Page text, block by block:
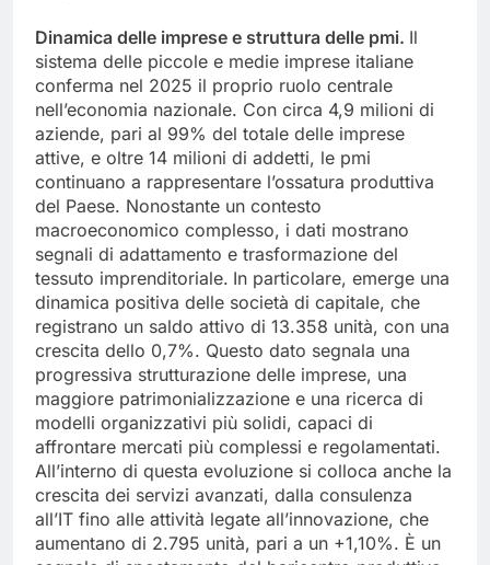
Dinamica delle imprese e struttura delle pmi. Il
sistema delle piccole e medie imprese italiane
conferma nel 2025 il proprio ruolo centrale
nell’economia nazionale. Con circa 4,9 milioni di
aziende, pari al 99% del totale delle imprese
attive, e oltre 14 milioni di addetti, le pmi
continuano a rappresentare l’ossatura produttiva
del Paese. Nonostante un contesto
macroeconomico complesso, i dati mostrano
segnali di adattamento e trasformazione del
tessuto imprenditoriale. In particolare, emerge una
dinamica positiva delle società di capitale, che
registrano un saldo attivo di 13.358 unità, con una
crescita dello 0,7%. Questo dato segnala una
progressiva strutturazione delle imprese, una
maggiore patrimonializzazione e una ricerca di
modelli organizzativi più solidi, capaci di
affrontare mercati più complessi e regolamentati.
All’interno di questa evoluzione si colloca anche la
crescita dei servizi avanzati, dalla consulenza
all’IT fino alle attività legate all’innovazione, che
aumentano di 2.795 unità, pari a un +1,10%. È un